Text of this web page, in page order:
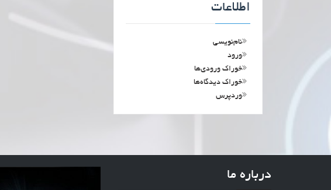
اطلاعات
نام‌نویسی
ورود
خوراک ورودی‌ها
خوراک دیدگاه‌ها
وردپرس
درباره ما